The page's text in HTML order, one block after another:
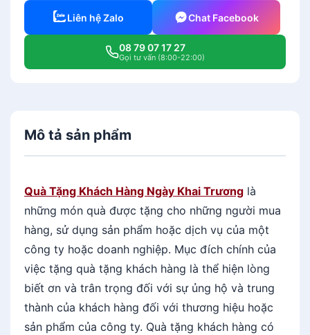
Liên hệ Zalo Chat Facebook
08 79 07 17 27
Gọi tư vấn (8:00-22:00)
Mô tả sản phẩm
Quà Tặng Khách Hàng Ngày Khai Trương là
những món quà được tặng cho những người mua
hàng, sử dụng sản phẩm hoặc dịch vụ của một
công ty hoặc doanh nghiệp. Mục đích chính của
việc tặng quà tặng khách hàng là thể hiện lòng
biết ơn và trân trọng đối với sự ủng hộ và trung
thành của khách hàng đối với thương hiệu hoặc
sản phẩm của công ty. Quà tặng khách hàng có